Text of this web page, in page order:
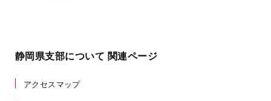
静岡県支部について 関連ページ
アクセスマップ